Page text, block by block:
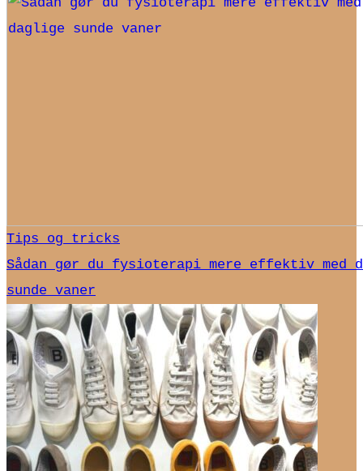
Tips og tricks
Sådan gør du fysioterapi mere effektiv med
sunde vaner